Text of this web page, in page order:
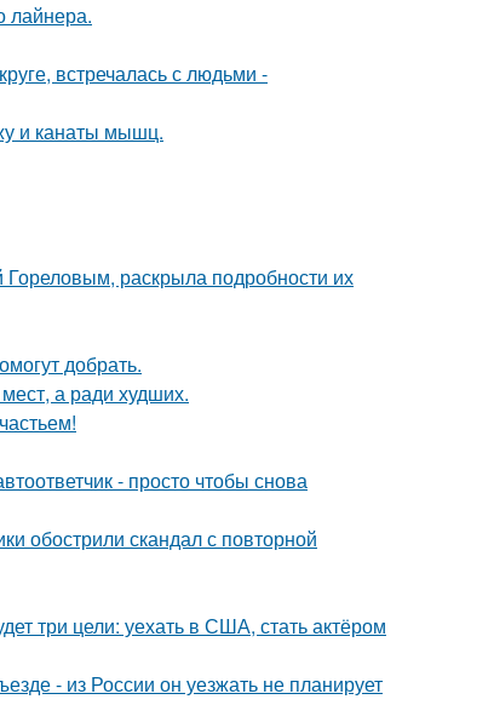
лайнера.
встречалась с людьми -
и канаты мышц.
Гореловым, раскрыла подробности их
добрать.
а ради худших.
- просто чтобы снова
обострили скандал с повторной
три цели: уехать в США, стать актёром
- из России он уезжать не планирует